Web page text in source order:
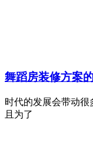
舞蹈房装修方案
时代的发展会带动
且为了